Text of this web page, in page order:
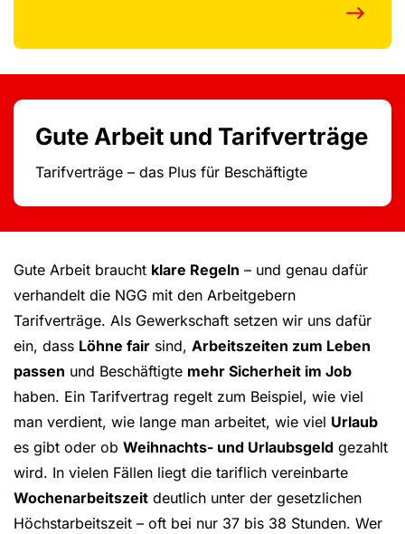
Gute Arbeit und Tarifverträge
Tarifverträge – das Plus für Beschäftigte
Gute Arbeit braucht klare Regeln – und genau dafür
verhandelt die NGG mit den Arbeitgebern
Tarifverträge. Als Gewerkschaft setzen wir uns dafür
ein, dass Löhne fair sind, Arbeitszeiten zum Leben
passen und Beschäftigte mehr Sicherheit im Job
haben. Ein Tarifvertrag regelt zum Beispiel, wie viel
man verdient, wie lange man arbeitet, wie viel Urlaub
es gibt oder ob Weihnachts- und Urlaubsgeld gezahlt
wird. In vielen Fällen liegt die tariflich vereinbarte
Wochenarbeitszeit deutlich unter der gesetzlichen
Höchstarbeitszeit – oft bei nur 37 bis 38 Stunden. Wer